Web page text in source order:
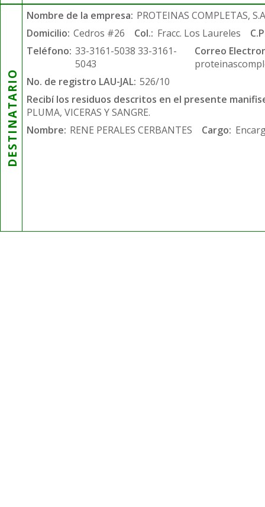
DESTINATARIO
Nombre de la empresa: PROTEINAS COMPLETAS,
Domicilio: Cedros #26 Col.: Fracc. Los Laureles
Teléfono: 33-3161-5038 33-3161-
5043
Correo
No. de registro LAU-JAL: 526/10
Recibí los residuos descritos en el presente
PLUMA, VICERAS Y SANGRE.
Nombre: RENE PERALES CERBANTES Cargo: